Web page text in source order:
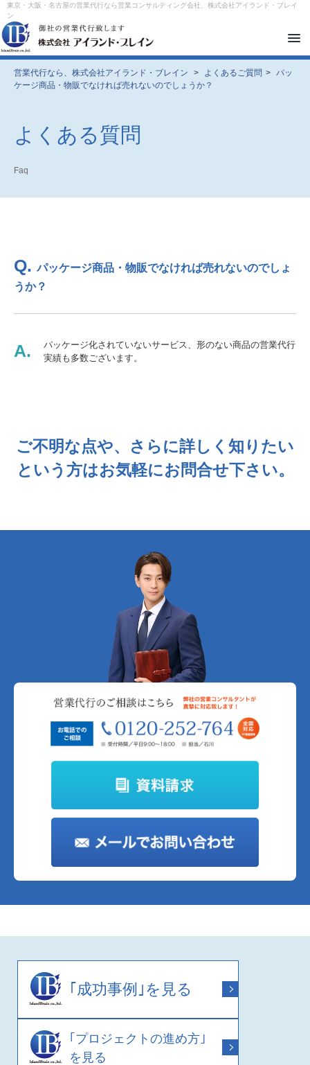
東京・大阪・名古屋の営業代行なら営業コンサルティング会社、株式会社アイランド・ブレイ
ン
メ
ュ
営業代行なら、株式会社アイランド・ブレイン > よくあるご質問 >
パッ
ケージ商品・物販でなければ売れないのでしょうか？
よくある質問
Faq
Q.パッケージ商品・物販でなければ売れないのでしょ
うか？
A.
パッケージ化されていないサービス、形のない商品の営業代行
実績も多数ございます。
ご不明な点や、さらに詳しく知りたい
という方はお気軽にお問合せ下さい。
｢成功事例｣を見る
｢プロジェクトの進め方｣
を見る